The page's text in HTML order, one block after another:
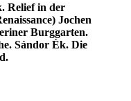
Relief in der
Jochen
Burggarten.
Sándor Ék. Die